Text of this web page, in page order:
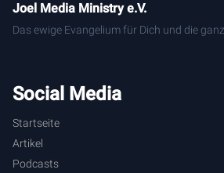
Joel Media Ministry e.V.
Das ewige Evangelium für Dich und die
Social Media
Startseite
Artikel
Podcasts